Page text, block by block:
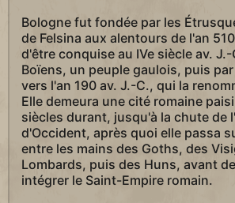
Bologne fut fondée par les
de Felsina aux alentours de l'an
d'être conquise au IVe siècle av. J.-
Boïens, un peuple gaulois, puis
vers l'an 190 av. J.-C., qui la
Elle demeura une cité romaine
siècles durant, jusqu'à la chute de
d'Occident, après quoi elle passa
entre les mains des Goths, des
Lombards, puis des Huns, avant
intégrer le Saint-Empire romain.